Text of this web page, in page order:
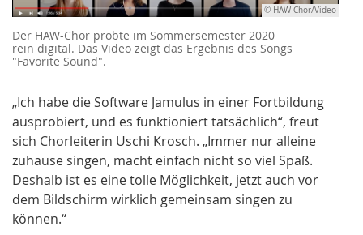
© HAW-Chor/Video
Der HAW-Chor probte im Sommersemester 2020
rein digital. Das Video zeigt das Ergebnis des Songs
"Favorite Sound".
„Ich habe die Software Jamulus in einer Fortbildung
ausprobiert, und es funktioniert tatsächlich“, freut
sich Chorleiterin Uschi Krosch. „Immer nur alleine
zuhause singen, macht einfach nicht so viel Spaß.
Deshalb ist es eine tolle Möglichkeit, jetzt auch vor
dem Bildschirm wirklich gemeinsam singen zu
können.“